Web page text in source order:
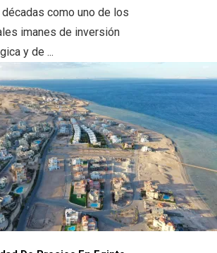
como uno de los
imanes de inversión
y de ...